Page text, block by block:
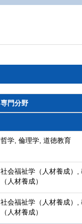
専門分野
哲学, 倫理学, 道徳教育
社会福祉学（人材養成）
（人材養成）
社会福祉学（人材養成）
（人材養成）